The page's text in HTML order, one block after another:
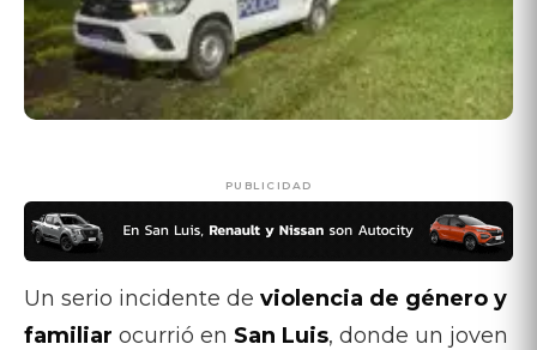
PUBLICIDAD
Un serio incidente de violencia de género y
familiar ocurrió en San Luis, donde un joven